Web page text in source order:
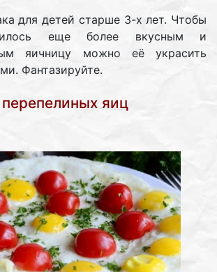
для детей старше 3-х лет. Чтобы
еще более вкусным и
яичницу можно её украсить
Фантазируйте.
яиц